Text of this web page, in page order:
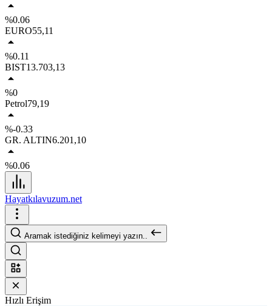
%0.06
EURO55,11
%0.11
BIST13.703,13
%0
Petrol79,19
%-0.33
GR. ALTIN6.201,10
%0.06
Hayatkılavuzum.net
Aramak istediğiniz kelimeyi yazın..
Hızlı Erişim